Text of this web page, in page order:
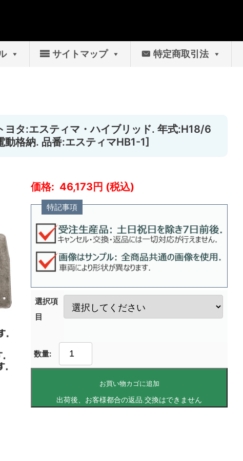
サイトマップ 特定商取引法
タ:エスティマ・ハイブリッド. 年式:H18/6
格納. 品番:エスティマHB1-1]
46,173
特記事項
選択項
目
お買い物カゴに追加